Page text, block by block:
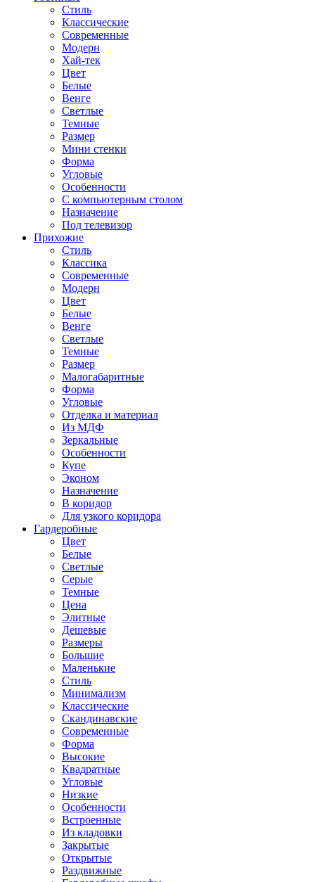
Стиль
Классические
Современные
Модерн
Хай-тек
Цвет
Белые
Венге
Светлые
Темные
Размер
Мини стенки
Форма
Угловые
Особенности
С компьютерным столом
Назначение
Под телевизор
Прихожие
Стиль
Классика
Современные
Модерн
Цвет
Белые
Венге
Светлые
Темные
Размер
Малогабаритные
Форма
Угловые
Отделка и материал
Из МДФ
Зеркальные
Особенности
Купе
Эконом
Назначение
В коридор
Для узкого коридора
Гардеробные
Цвет
Белые
Светлые
Серые
Темные
Цена
Элитные
Дешевые
Размеры
Большие
Маленькие
Стиль
Минимализм
Классические
Скандинавские
Современные
Форма
Высокие
Квадратные
Угловые
Низкие
Особенности
Встроенные
Из кладовки
Закрытые
Открытые
Раздвижные